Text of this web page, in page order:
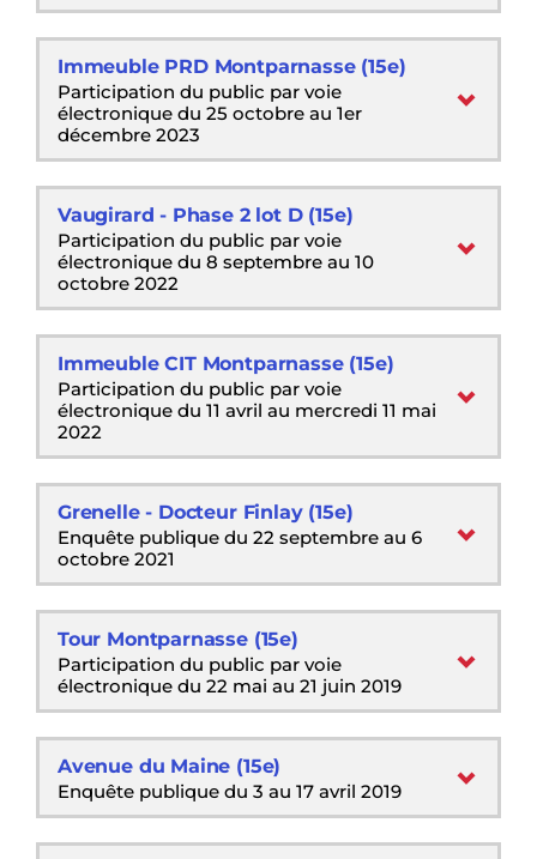
Immeuble PRD Montparnasse (15e)
Participation du public par voie
électronique du 25 octobre au 1er
décembre 2023
Vaugirard - Phase 2 lot D (15e)
Participation du public par voie
électronique du 8 septembre au 10
octobre 2022
Immeuble CIT Montparnasse (15e)
Participation du public par voie
électronique du 11 avril au mercredi 11 mai
2022
Grenelle - Docteur Finlay (15e)
Enquête publique du 22 septembre au 6
octobre 2021
Tour Montparnasse (15e)
Participation du public par voie
électronique du 22 mai au 21 juin 2019
Avenue du Maine (15e)
Enquête publique du 3 au 17 avril 2019